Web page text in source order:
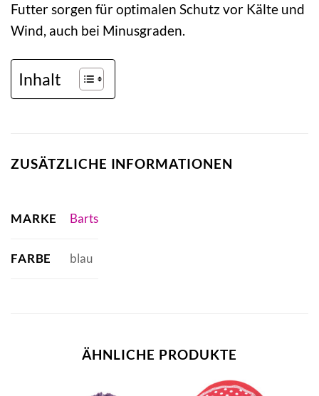
Futter sorgen für optimalen Schutz vor Kälte und
Wind, auch bei Minusgraden.
Inhalt
ZUSÄTZLICHE INFORMATIONEN
MARKE Barts
FARBE blau
ÄHNLICHE PRODUKTE